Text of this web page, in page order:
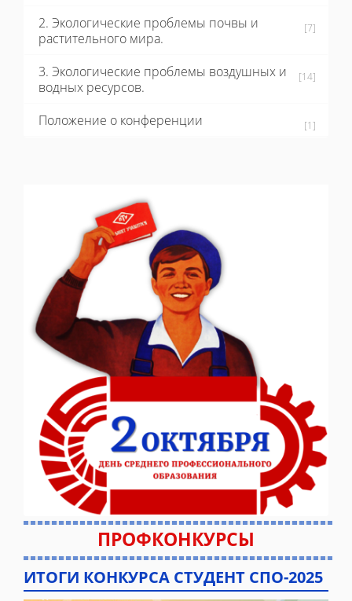
2. Экологические проблемы почвы и
растительного мира.
[7]
3. Экологические проблемы воздушных и
водных ресурсов.
[14]
Положение о конференции [1]
ПРОФКОНКУРСЫ
ИТОГИ КОНКУРСА СТУДЕНТ СПО-2025